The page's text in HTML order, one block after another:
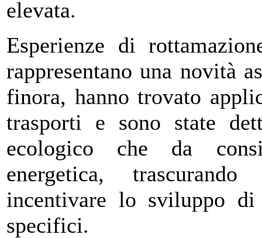
elevata.
Esperienze di
rappresentano una novità
finora, hanno trovato
trasporti e sono state
ecologico che da
energetica,
incentivare lo sviluppo
specifici.